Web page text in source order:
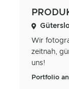
Wir
zeitnah,
uns!
Portfolio